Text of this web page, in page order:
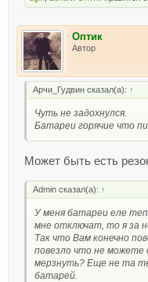
Оптик
Автор
Арчи_Гудвин сказал(а): ↑
Чуть не задохнулся.
Батареи горячие что
Может быть есть
Admin сказал(а): ↑
У меня батареи еле
мне отключат, то я за
Так что Вам конечно
повезло что не можете
мерзнуть? Еще не та
батарей.